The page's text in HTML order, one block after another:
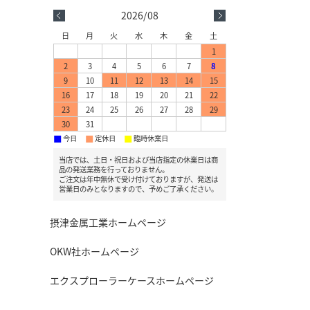
2026/08
日 月 火 水 木 金
土
1
2
3 4 5 6 7
8
9
10 11 12 13 14
15
16
17 18 19 20 21
22
23
24 25 26 27 28
29
30
31
■今日 ■定休日 ■臨時休業日
当店では、土日・祝日および当店指定の休業日は商
品の発送業務を行っておりません。
ご注文は年中無休で受け付けておりますが、発送は
営業日のみとなりますので、予めご了承ください。
摂津金属工業ホームページ
OKW社ホームページ
エクスプローラーケースホームページ